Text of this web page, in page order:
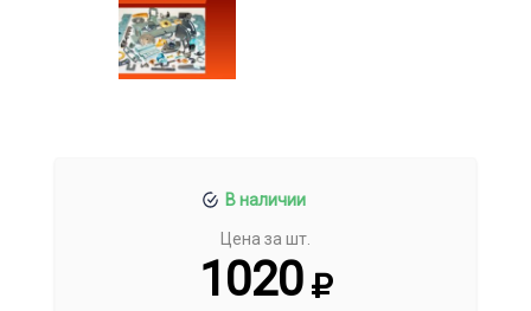
В наличии
Цена за шт.
1020